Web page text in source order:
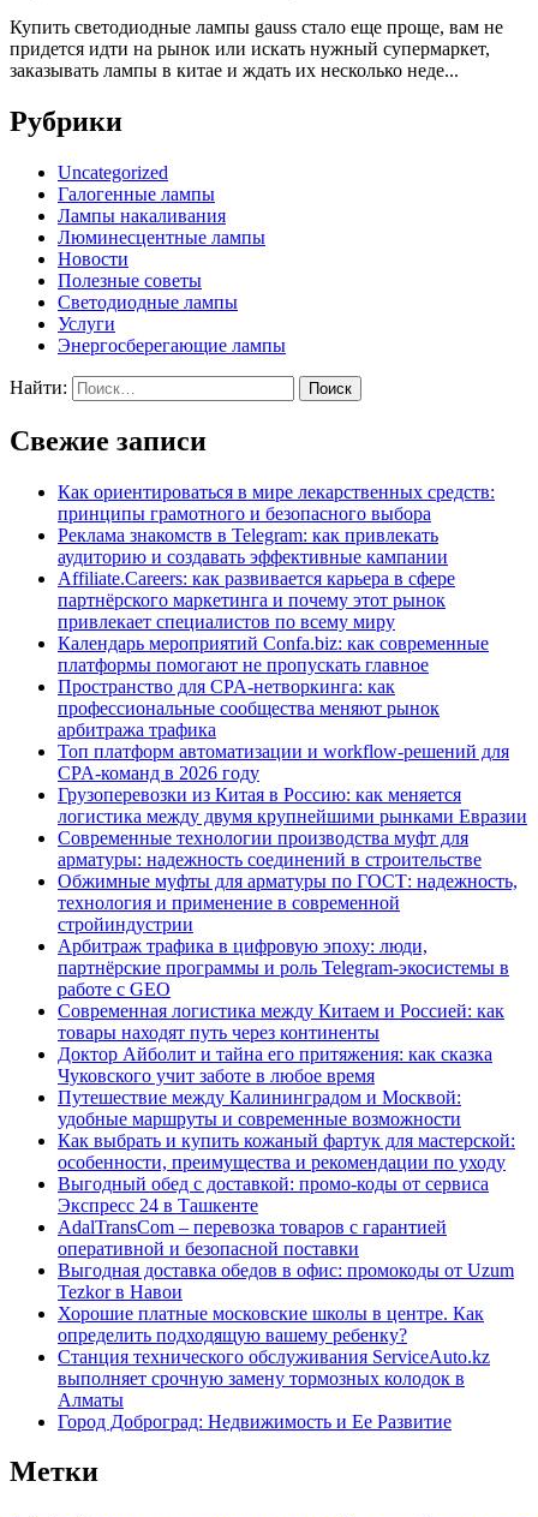
Купить светодиодные лампы gauss стало еще проще, вам не
придется идти на рынок или искать нужный супермаркет,
заказывать лампы в китае и ждать их несколько неде...
Рубрики
Uncategorized
Галогенные лампы
Лампы накаливания
Люминесцентные лампы
Новости
Полезные советы
Светодиодные лампы
Услуги
Энергосберегающие лампы
Найти:
Свежие записи
Как ориентироваться в мире лекарственных средств:
принципы грамотного и безопасного выбора
Реклама знакомств в Telegram: как привлекать
аудиторию и создавать эффективные кампании
Affiliate.Careers: как развивается карьера в сфере
партнёрского маркетинга и почему этот рынок
привлекает специалистов по всему миру
Календарь мероприятий Confa.biz: как современные
платформы помогают не пропускать главное
Пространство для CPA-нетворкинга: как
профессиональные сообщества меняют рынок
арбитража трафика
Топ платформ автоматизации и workflow-решений для
CPA-команд в 2026 году
Грузоперевозки из Китая в Россию: как меняется
логистика между двумя крупнейшими рынками Евразии
Современные технологии производства муфт для
арматуры: надежность соединений в строительстве
Обжимные муфты для арматуры по ГОСТ: надежность,
технология и применение в современной
стройиндустрии
Арбитраж трафика в цифровую эпоху: люди,
партнёрские программы и роль Telegram-экосистемы в
работе с GEO
Современная логистика между Китаем и Россией: как
товары находят путь через континенты
Доктор Айболит и тайна его притяжения: как сказка
Чуковского учит заботе в любое время
Путешествие между Калининградом и Москвой:
удобные маршруты и современные возможности
Как выбрать и купить кожаный фартук для мастерской:
особенности, преимущества и рекомендации по уходу
Выгодный обед с доставкой: промо-коды от сервиса
Экспресс 24 в Ташкенте
AdalTransCom – перевозка товаров с гарантией
оперативной и безопасной поставки
Выгодная доставка обедов в офис: промокоды от Uzum
Tezkor в Навои
Хорошие платные московские школы в центре. Как
определить подходящую вашему ребенку?
Станция технического обслуживания ServiceAuto.kz
выполняет срочную замену тормозных колодок в
Алматы
Город Доброград: Недвижимость и Ее Развитие
Метки